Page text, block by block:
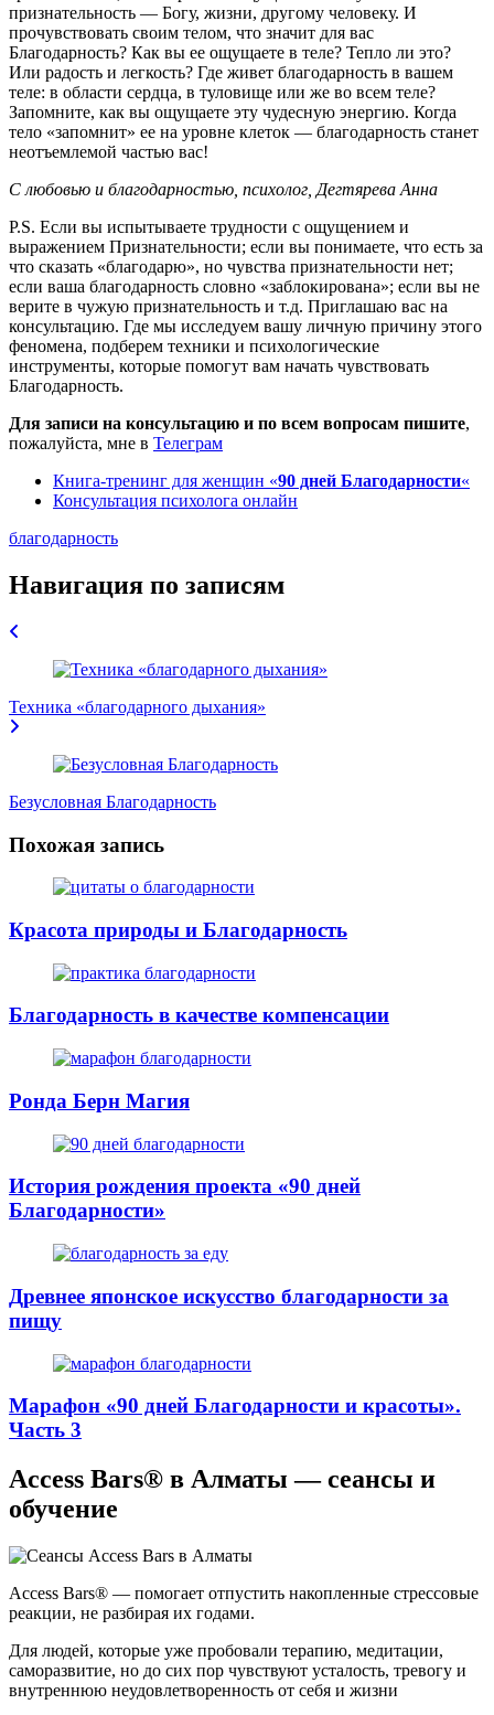
признательность — Богу, жизни, другому человеку. И
прочувствовать своим телом, что значит для вас
Благодарность? Как вы ее ощущаете в теле? Тепло ли это?
Или радость и легкость? Где живет благодарность в вашем
теле: в области сердца, в туловище или же во всем теле?
Запомните, как вы ощущаете эту чудесную энергию. Когда
тело «запомнит» ее на уровне клеток — благодарность станет
неотъемлемой частью вас!
С любовью и благодарностью, психолог, Дегтярева Анна
P.S. Если вы испытываете трудности с ощущением и
выражением Признательности; если вы понимаете, что есть за
что сказать «благодарю», но чувства признательности нет;
если ваша благодарность словно «заблокирована»; если вы не
верите в чужую признательность и т.д. Приглашаю вас на
консультацию. Где мы исследуем вашу личную причину этого
феномена, подберем техники и психологические
инструменты, которые помогут вам начать чувствовать
Благодарность.
Для записи на консультацию и по всем вопросам пишите,
пожалуйста, мне в Телеграм
Книга-тренинг для женщин «90 дней Благодарности«
Консультация психолога онлайн
благодарность
Навигация по записям
Техника «благодарного дыхания»
Безусловная Благодарность
Похожая запись
Красота природы и Благодарность
Благодарность в качестве компенсации
Ронда Берн Магия
История рождения проекта «90 дней
Благодарности»
Древнее японское искусство благодарности за
пищу
Марафон «90 дней Благодарности и красоты».
Часть 3
Access Bars® в Алматы — сеансы и
обучение
Access Bars® — помогает отпустить накопленные стрессовые
реакции, не разбирая их годами.
Для людей, которые уже пробовали терапию, медитации,
саморазвитие, но до сих пор чувствуют усталость, тревогу и
внутреннюю неудовлетворенность от себя и жизни